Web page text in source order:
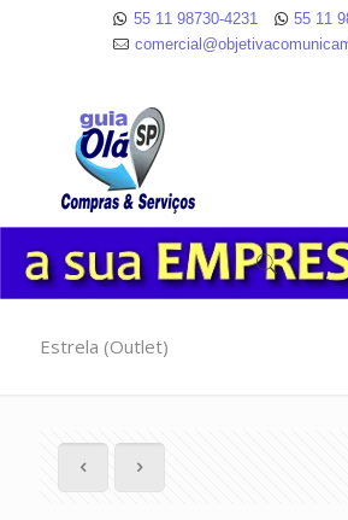
55 11 98730-4231
55 11
Estrela (Outlet)